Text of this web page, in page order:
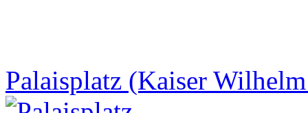
Palaisplatz (Kaiser